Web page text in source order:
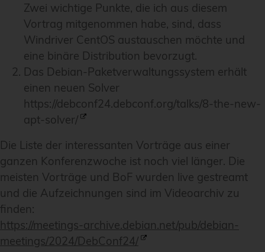
Zwei wichtige Punkte, die ich aus diesem
Vortrag mitgenommen habe, sind, dass
Windriver CentOS austauschen möchte und
eine binäre Distribution bevorzugt.
Das Debian-Paketverwaltungssystem erhält
einen neuen Solver
https://debconf24.debconf.org/talks/8-the-new-
apt-solver/
Die Liste der interessanten Vorträge aus einer
ganzen Konferenzwoche ist noch viel länger. Die
meisten Vorträge und BoF wurden live gestreamt
und die Aufzeichnungen sind im Videoarchiv zu
finden:
https://meetings-archive.debian.net/pub/debian-
meetings/2024/DebConf24/